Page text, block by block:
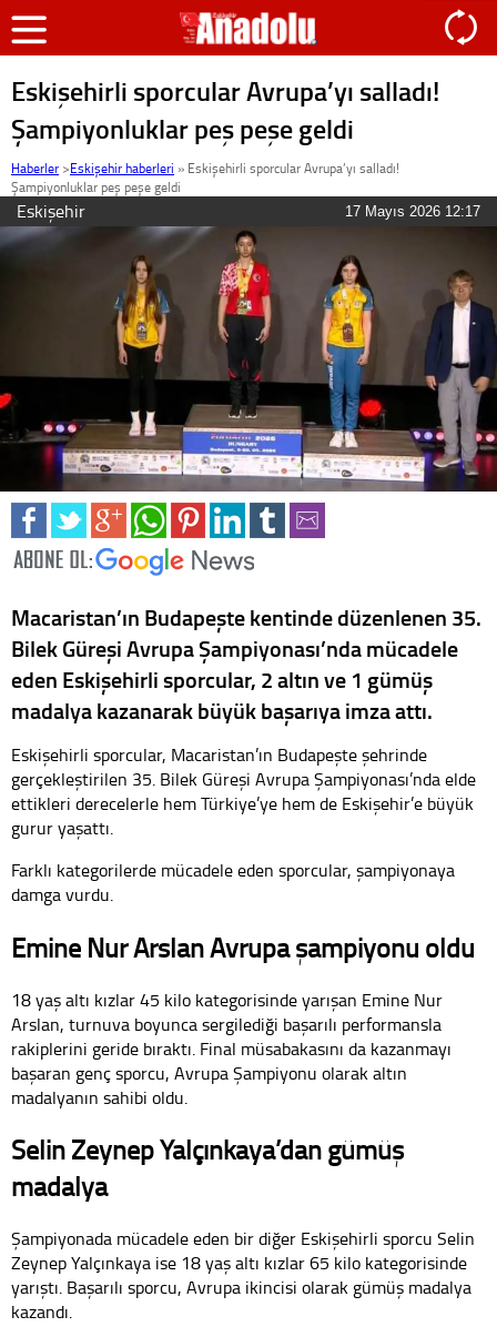
Eskişehirli sporcular Avrupa’yı salladı!
Şampiyonluklar peş peşe geldi
Haberler >Eskişehir haberleri » Eskişehirli sporcular Avrupa’yı salladı!
Şampiyonluklar peş peşe geldi
Eskişehir 17 Mayıs 2026 12:17
Macaristan’ın Budapeşte kentinde düzenlenen 35.
Bilek Güreşi Avrupa Şampiyonası’nda mücadele
eden Eskişehirli sporcular, 2 altın ve 1 gümüş
madalya kazanarak büyük başarıya imza attı.
Eskişehirli sporcular, Macaristan’ın Budapeşte şehrinde
gerçekleştirilen 35. Bilek Güreşi Avrupa Şampiyonası’nda elde
ettikleri derecelerle hem Türkiye’ye hem de Eskişehir’e büyük
gurur yaşattı.
Farklı kategorilerde mücadele eden sporcular, şampiyonaya
damga vurdu.
Emine Nur Arslan Avrupa şampiyonu oldu
18 yaş altı kızlar 45 kilo kategorisinde yarışan Emine Nur
Arslan, turnuva boyunca sergilediği başarılı performansla
rakiplerini geride bıraktı. Final müsabakasını da kazanmayı
başaran genç sporcu, Avrupa Şampiyonu olarak altın
madalyanın sahibi oldu.
Selin Zeynep Yalçınkaya’dan gümüş
madalya
Şampiyonada mücadele eden bir diğer Eskişehirli sporcu Selin
Zeynep Yalçınkaya ise 18 yaş altı kızlar 65 kilo kategorisinde
yarıştı. Başarılı sporcu, Avrupa ikincisi olarak gümüş madalya
kazandı.